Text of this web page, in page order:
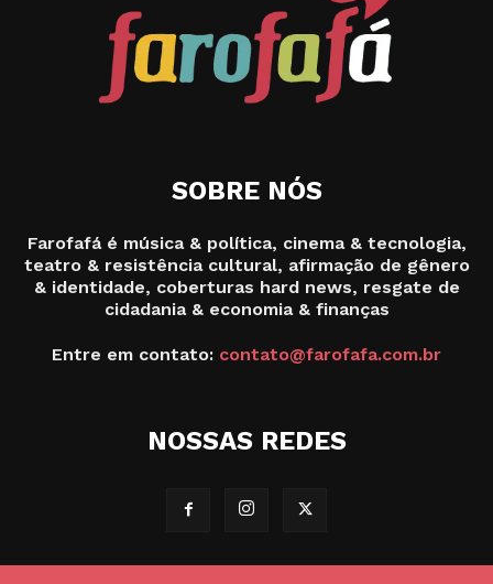
SOBRE NÓS
Farofafá é música & política, cinema & tecnologia,
teatro & resistência cultural, afirmação de gênero
& identidade, coberturas hard news, resgate de
cidadania & economia & finanças
Entre em contato: contato@farofafa.com.br
NOSSAS REDES